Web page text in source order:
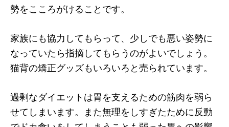
勢をこころがけることです。
家族にも協力してもらって、少しでも悪い姿勢に
なっていたら指摘してもらうのがよいでしょう。
猫背の矯正グッズもいろいろと売られています。
過剰なダイエットは胃を支えるための筋肉を弱ら
せてしまいます。また無理をしすぎたために反動